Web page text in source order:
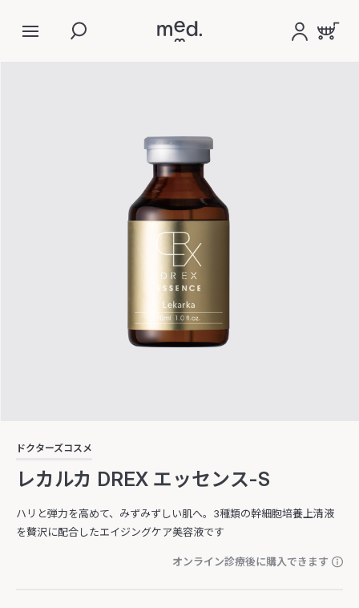
ドクターズコスメ
レカルカ DREX エッセンス-S
ハリと弾力を高めて、みずみずしい肌へ。3種類の幹細胞培養上清液
を贅沢に配合したエイジングケア美容液です
オンライン診療後に購入できます